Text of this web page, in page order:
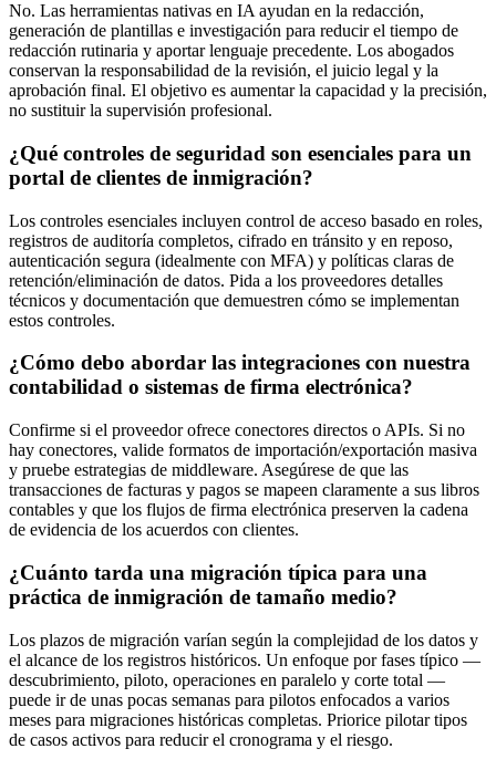
No. Las herramientas nativas en IA ayudan en la redacción,
generación de plantillas e investigación para reducir el tiempo de
redacción rutinaria y aportar lenguaje precedente. Los abogados
conservan la responsabilidad de la revisión, el juicio legal y la
aprobación final. El objetivo es aumentar la capacidad y la precisión,
no sustituir la supervisión profesional.
¿Qué controles de seguridad son esenciales para un
portal de clientes de inmigración?
Los controles esenciales incluyen control de acceso basado en roles,
registros de auditoría completos, cifrado en tránsito y en reposo,
autenticación segura (idealmente con MFA) y políticas claras de
retención/eliminación de datos. Pida a los proveedores detalles
técnicos y documentación que demuestren cómo se implementan
estos controles.
¿Cómo debo abordar las integraciones con nuestra
contabilidad o sistemas de firma electrónica?
Confirme si el proveedor ofrece conectores directos o APIs. Si no
hay conectores, valide formatos de importación/exportación masiva
y pruebe estrategias de middleware. Asegúrese de que las
transacciones de facturas y pagos se mapeen claramente a sus libros
contables y que los flujos de firma electrónica preserven la cadena
de evidencia de los acuerdos con clientes.
¿Cuánto tarda una migración típica para una
práctica de inmigración de tamaño medio?
Los plazos de migración varían según la complejidad de los datos y
el alcance de los registros históricos. Un enfoque por fases típico —
descubrimiento, piloto, operaciones en paralelo y corte total —
puede ir de unas pocas semanas para pilotos enfocados a varios
meses para migraciones históricas completas. Priorice pilotar tipos
de casos activos para reducir el cronograma y el riesgo.